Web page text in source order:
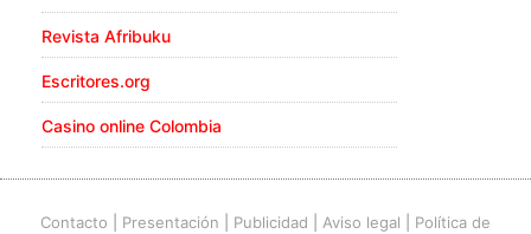
Revista Afribuku
Escritores.org
Casino online Colombia
Contacto Presentación Publicidad Aviso legal Política de